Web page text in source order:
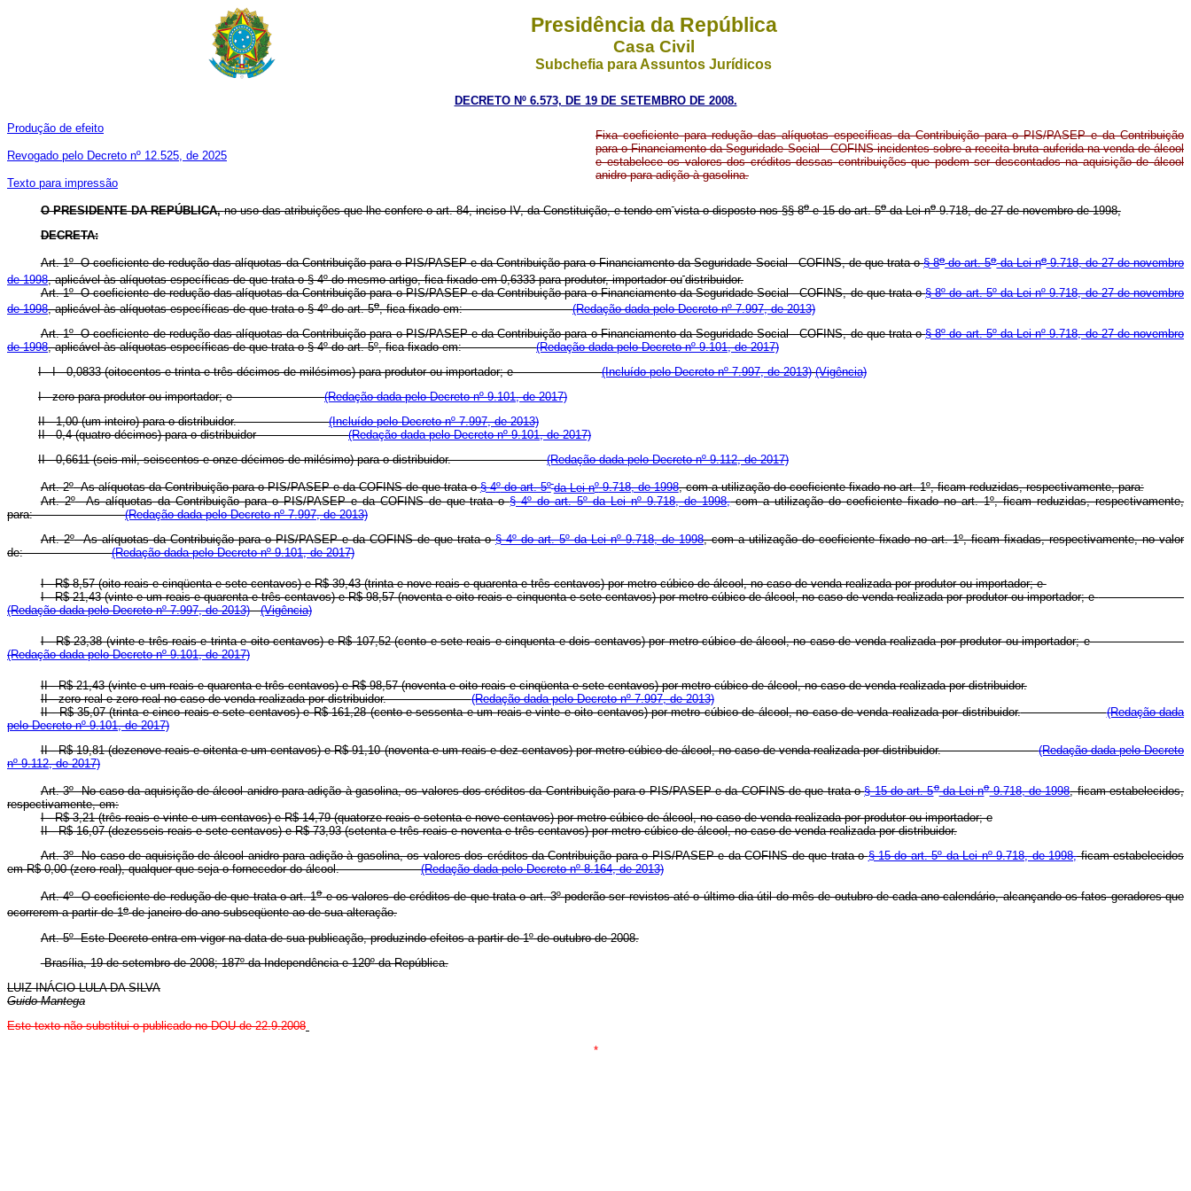
Presidência da República
Casa Civil
Subchefia para Assuntos Jurídicos
DECRETO Nº 6.573, DE 19 DE SETEMBRO DE 2008.
Produção de efeito
Revogado pelo Decreto nº 12.525, de 2025
Texto para impressão
Fixa coeficiente para redução das alíquotas especificas da Contribuição para o PIS/PASEP e da Contribuição
para o Financiamento da Seguridade Social - COFINS incidentes sobre a receita bruta auferida na venda de álcool
e estabelece os valores dos créditos dessas contribuições que podem ser descontados na aquisição de álcool
anidro para adição à gasolina.
O PRESIDENTE DA REPÚBLICA,no uso das atribuições que lhe confere o art. 84, inciso IV, da Constituição, e tendo em vista o disposto nos §§ 8oe 15 do art. 5oda Lei no9.718, de 27 de novembro de 1998,
DECRETA:
Art. 1ºO coeficiente de redução das alíquotas da Contribuição para o PIS/PASEP e da Contribuição para o Financiamento da Seguridade Social - COFINS, de que trata o§ 8odo art. 5oda Lei no9.718, de 27 de novembro
de 1998, aplicável às alíquotas específicas de que trata o § 4ºdo mesmo artigo, fica fixado em 0,6333 para produtor, importador ou distribuidor.
Art. 1ºO coeficiente de redução das alíquotas da Contribuição para o PIS/PASEP e da Contribuição para o Financiamento da Seguridade Social - COFINS, de que trata o§ 8º do art. 5º da Lei nº 9.718, de 27 de novembro
de 1998, aplicável às alíquotas específicas de que trata o § 4ºdo art. 5o, fica fixado em:(Redação dada pelo Decreto nº 7.997, de 2013)
Art. 1ºO coeficiente de redução das alíquotas da Contribuição para o PIS/PASEP e da Contribuição para o Financiamento da Seguridade Social - COFINS, de que trata o§ 8ºdo art. 5ºda Lei nº9.718, de 27 de novembro
de 1998, aplicável às alíquotas específicas de que trata o § 4ºdo art. 5º, fica fixado em:
(Redação dada pelo Decreto nº 9.101, de 2017)
I - I - 0,0833 (oitocentos e trinta e três décimos de milésimos) para produtor ou importador; e(Incluído pelo Decreto nº 7.997, de 2013) (Vigência)
I - zero para produtor ou importador; e
(Redação dada pelo Decreto nº 9.101, de 2017)
II - 1,00 (um inteiro) para o distribuidor.
(Incluído pelo Decreto nº 7.997, de 2013)
II - 0,4 (quatro décimos) para o distribuidor
(Redação dada pelo Decreto nº 9.101, de 2017)
II - 0,6611 (seis mil, seiscentos e onze décimos de milésimo) para o distribuidor.(Redação dada pelo Decreto nº 9.112, de 2017)
Art. 2ºAs alíquotas da Contribuição para o PIS/PASEP e da COFINS de que trata o§ 4ºdo art. 5º da Lei nº9.718, de 1998, com a utilização do coeficiente fixado no art. 1º, ficam reduzidas, respectivamente, para:
Art. 2ºAs alíquotas da Contribuição para o PIS/PASEP e da COFINS de que trata o§ 4º do art. 5º da Lei nº 9.718, de 1998,com a utilização do coeficiente fixado no art. 1º, ficam reduzidas, respectivamente,
para:(Redação dada pelo Decreto nº 7.997, de 2013)
Art. 2ºAs alíquotas da Contribuição para o PIS/PASEP e da COFINS de que trata o§ 4º do art. 5º da Lei nº 9.718, de 1998, com a utilização do coeficiente fixado no art. 1º, ficam fixadas, respectivamente, no valor
de:
(Redação dada pelo Decreto nº 9.101, de 2017)
I - R$ 8,57 (oito reais e cinqüenta e sete centavos) e R$ 39,43 (trinta e nove reais e quarenta e três centavos) por metro cúbico de álcool, no caso de venda realizada por produtor ou importador; e
I - R$ 21,43 (vinte e um reais e quarenta e três centavos) e R$ 98,57 (noventa e oito reais e cinquenta e sete centavos) por metro cúbico de álcool, no caso de venda realizada por produtor ou importador; e
(Redação dada pelo Decreto nº 7.997, de 2013)
(Vigência)
I - R$ 23,38 (vinte e três reais e trinta e oito centavos) e R$ 107,52 (cento e sete reais e cinquenta e dois centavos) por metro cúbico de álcool, no caso de venda realizada por produtor ou importador; e
(Redação dada pelo Decreto nº 9.101, de 2017)
II - R$ 21,43 (vinte e um reais e quarenta e três centavos) e R$ 98,57 (noventa e oito reais e cinqüenta e sete centavos) por metro cúbico de álcool, no caso de venda realizada por distribuidor.
II - zero real e zero real no caso de venda realizada por distribuidor.(Redação dada pelo Decreto nº 7.997, de 2013)
II - R$ 35,07 (trinta e cinco reais e sete centavos) e R$ 161,28 (cento e sessenta e um reais e vinte e oito centavos) por metro cúbico de álcool, no caso de venda realizada por distribuidor.
(Redação dada
pelo Decreto nº 9.101, de 2017)
II - R$ 19,81 (dezenove reais e oitenta e um centavos) e R$ 91,10 (noventa e um reais e dez centavos) por metro cúbico de álcool, no caso de venda realizada por distribuidor.(Redação dada pelo Decreto
nº 9.112, de 2017)
Art. 3º No caso da aquisição de álcool anidro para adição à gasolina, os valores dos créditos da Contribuição para o PIS/PASEP e da COFINS de que trata o§ 15 do art. 5oda Lei no9.718, de 1998, ficam estabelecidos,
respectivamente, em:
I - R$ 3,21 (três reais e vinte e um centavos) e R$ 14,79 (quatorze reais e setenta e nove centavos) por metro cúbico de álcool, no caso de venda realizada por produtor ou importador; e
II - R$ 16,07 (dezesseis reais e sete centavos) e R$ 73,93 (setenta e três reais e noventa e três centavos) por metro cúbico de álcool, no caso de venda realizada por distribuidor.
Art. 3º No caso de aquisição de álcool anidro para adição à gasolina, os valores dos créditos da Contribuição para o PIS/PASEP e da COFINS de que trata o§ 15 do art. 5º da Lei nº 9.718, de 1998,ficam estabelecidos
em R$ 0,00 (zero real), qualquer que seja o fornecedor do álcool.(Redação dada pelo Decreto nº 8.164, de 2013)
Art. 4ºO coeficiente de redução de que trata o art. 1oe os valores de créditos de que trata o art. 3ºpoderão ser revistos até o último dia útil do mês de outubro de cada ano-calendário, alcançando os fatos geradores que
ocorrerem a partir de 1ode janeiro do ano subseqüente ao de sua alteração.
Art. 5ºEste Decreto entra em vigor na data de sua publicação, produzindo efeitos a partir de 1ºde outubro de 2008.
Brasília, 19 de setembro de 2008; 187ºda Independência e 120ºda República.
LUIZ INÁCIO LULA DA SILVA
Guido Mantega
Estetexto não substitui o publicado no DOU de 22.9.2008
*